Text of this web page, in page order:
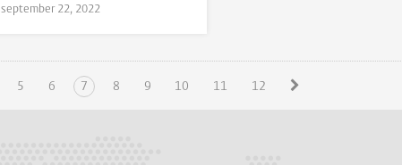
september 22, 2022
5 6 7 8 9 10 11 12